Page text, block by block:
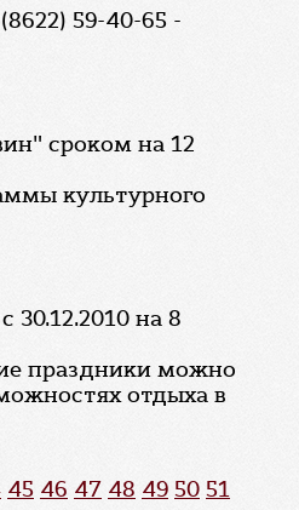
59-40-65 -
сроком на 12
культурного
на 8
праздники можно
отдыха в
45 46 47 48 49 50 51